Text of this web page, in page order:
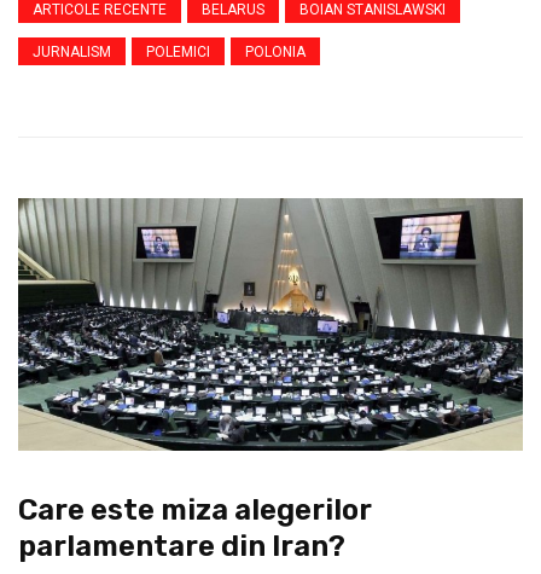
ARTICOLE RECENTE BELARUS BOIAN STANISLAWSKI
JURNALISM POLEMICI POLONIA
Care este miza alegerilor
parlamentare din Iran?